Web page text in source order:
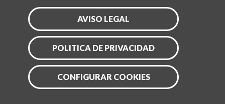
AVISO LEGAL
POLITICA DE PRIVACIDAD
CONFIGURAR COOKIES